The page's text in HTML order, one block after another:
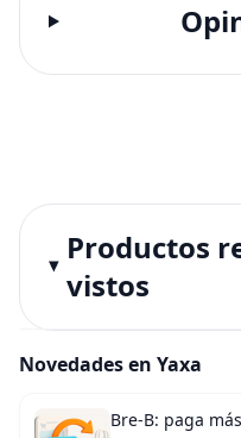
Productos
vistos
Novedades en Yaxa
Bre-B: paga